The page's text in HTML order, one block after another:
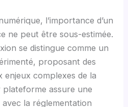
l’importance d’un
ne peut être sous-estimée.
se distingue comme un
proposant des
enjeux complexes de la
assure une
la réglementation